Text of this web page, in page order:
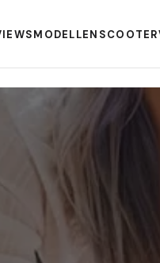
MODELLEN